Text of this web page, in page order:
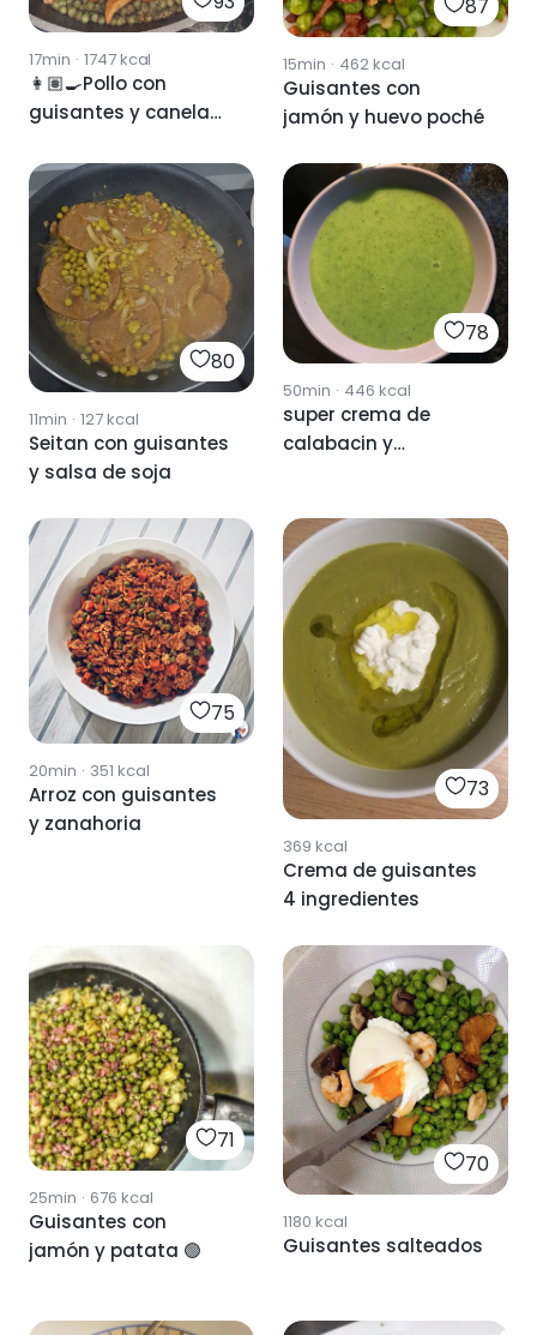
17min · 1747kcal
👩🏽‍🍳Pollo con
guisantes y canela
87
15min · 462kcal
Guisantes con
jamón y huevo poché
80
11min · 127kcal
Seitan con guisantes
y salsa de soja
78
50min · 446 kcal
super crema de
calabacin y
75
20min · 351 kcal
Arroz con guisantes
y zanahoria
73
369 kcal
Crema de guisantes
4 ingredientes
71
25min · 676 kcal
Guisantes con
jamón y patata 🟢
70
1180 kcal
Guisantes salteados